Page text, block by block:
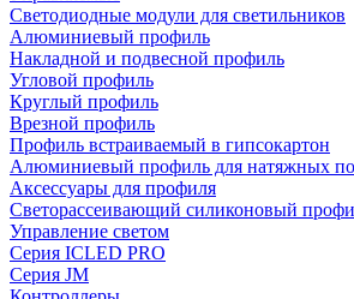
Светодиодные модули для светильников
Алюминиевый профиль
Накладной и подвесной профиль
Угловой профиль
Круглый профиль
Врезной профиль
Профиль встраиваемый в гипсокартон
Алюминиевый профиль для натяжных
Аксессуары для профиля
Светорассеивающий силиконовый
Управление светом
Серия ICLED PRO
Серия JM